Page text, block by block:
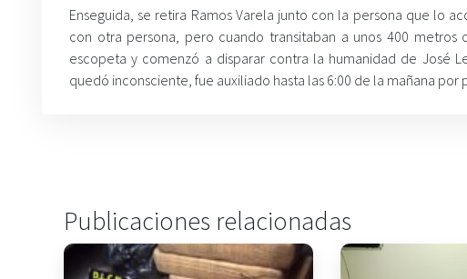
Enseguida, se retira Ramos Varela junto con la persona que lo
con otra persona, pero cuando transitaban a unos 400
escopeta y comenzó a disparar contra la humanidad de José
quedó inconsciente, fue auxiliado hasta las 6:00 de la mañana
Publicaciones relacionadas